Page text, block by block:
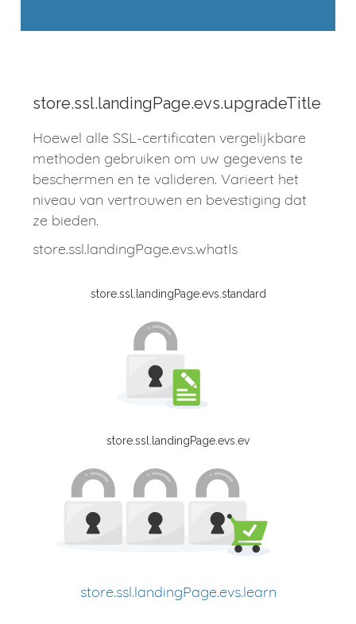
store.ssl.landingPage.evs.upgradeTitle
Hoewel alle SSL-certificaten vergelijkbare
methoden gebruiken om uw gegevens te
beschermen en te valideren. Varieert het
niveau van vertrouwen en bevestiging dat
ze bieden.
store.ssl.landingPage.evs.whatIs
store.ssl.landingPage.evs.standard
store.ssl.landingPage.evs.ev
store.ssl.landingPage.evs.learn